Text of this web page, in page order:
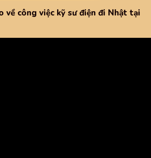
về công việc kỹ sư điện đi Nhật tại